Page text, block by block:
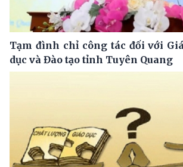
Tạm đình chỉ công tác đối với
dục và Đào tạo tỉnh Tuyên Quang